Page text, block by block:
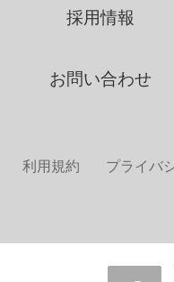
採用情報
お問い合わせ
利用規約 プライバ